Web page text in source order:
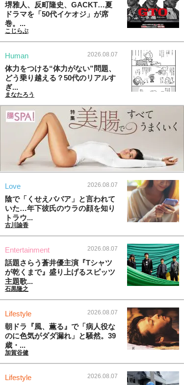
堺雅人、反町隆史、GACKT…夏
ドラマを「50代イケオジ」が席
巻。...
こじらぶ
Human 2026.08.07
体力をつける“体力がない”問題、
どう乗り越える？50代のリアルす
ぎ...
まなたろう
Love 2026.08.07
陰で「くせえババア」と言われて
いた…年下彼氏のウラの顔を知り
トラウ...
古川諭香
Entertainment 2026.08.07
話題さらう蒼井優主演『Tシャツ
が乾くまで』盛り上げるスピッツ
主題歌...
石黒隆之
Lifestyle 2026.08.07
朝ドラ『風、薫る』で「病人役な
のに色気がダダ漏れ」と騒然。39
歳・...
加賀谷健
Lifestyle 2026.08.07